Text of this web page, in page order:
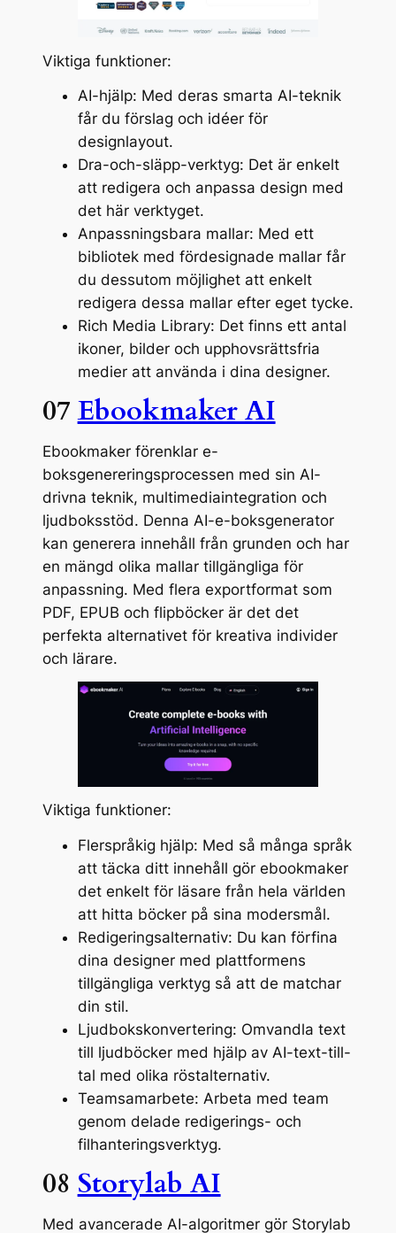
Viktiga funktioner:
AI-hjälp: Med deras smarta AI-teknik
får du förslag och idéer för
designlayout.
Dra-och-släpp-verktyg: Det är enkelt
att redigera och anpassa design med
det här verktyget.
Anpassningsbara mallar: Med ett
bibliotek med fördesignade mallar får
du dessutom möjlighet att enkelt
redigera dessa mallar efter eget tycke.
Rich Media Library: Det finns ett antal
ikoner, bilder och upphovsrättsfria
medier att använda i dina designer.
07Ebookmaker AI
Ebookmaker förenklar e-
boksgenereringsprocessen med sin AI-
drivna teknik, multimediaintegration och
ljudboksstöd. Denna AI-e-boksgenerator
kan generera innehåll från grunden och har
en mängd olika mallar tillgängliga för
anpassning. Med flera exportformat som
PDF, EPUB och flipböcker är det det
perfekta alternativet för kreativa individer
och lärare.
Viktiga funktioner:
Flerspråkig hjälp: Med så många språk
att täcka ditt innehåll gör ebookmaker
det enkelt för läsare från hela världen
att hitta böcker på sina modersmål.
Redigeringsalternativ: Du kan förfina
dina designer med plattformens
tillgängliga verktyg så att de matchar
din stil.
Ljudbokskonvertering: Omvandla text
till ljudböcker med hjälp av AI-text-till-
tal med olika röstalternativ.
Teamsamarbete: Arbeta med team
genom delade redigerings- och
filhanteringsverktyg.
08 Storylab AI
Med avancerade AI-algoritmer gör Storylab